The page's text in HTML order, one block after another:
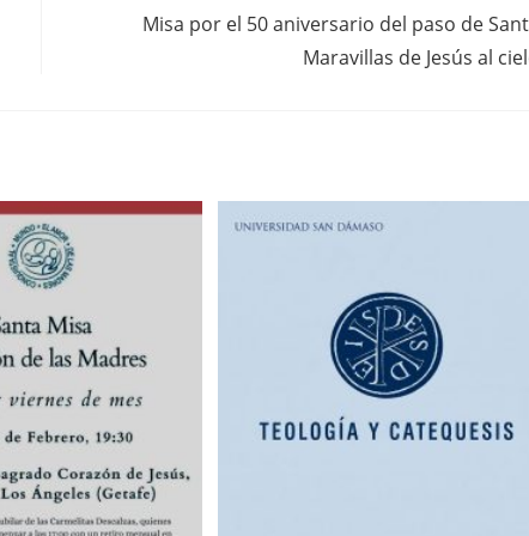
Misa por el 50 aniversario del paso de
Maravillas de Jesús al